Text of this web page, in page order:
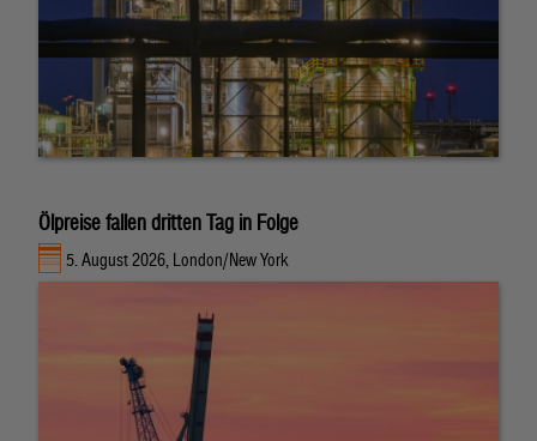
Ölpreise fallen dritten Tag in Folge
5. August 2026, London/New York